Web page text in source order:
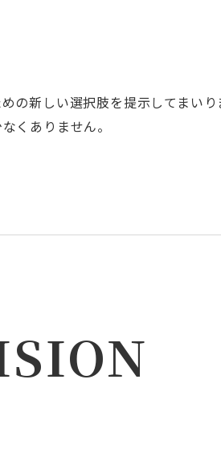
の新しい選択肢を提示してまいり
くありません。